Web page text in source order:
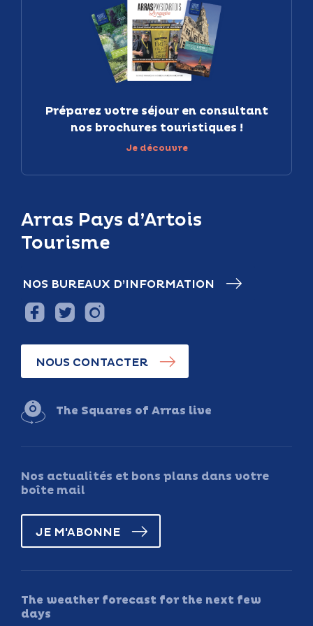
Arras Pays d’Artois
Tourisme
NOS BUREAUX D’INFORMATION
NOUS CONTACTER
The Squares of Arras live
Nos actualités et bons plans dans votre
boîte mail
JE M'ABONNE
The weather forecast for the next few
days
Préparez votre séjour en consultant
nos brochures touristiques !
Je découvre